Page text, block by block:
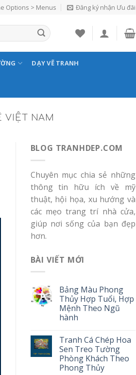
Options > Menus Đăng ký nhận Ưu đãi
DẠY VẼ TRANH
VIỆT NAM
BLOG TRANHDEP.COM
Chuyên mục chia sẻ những
thông tin hữu ích về mỹ
thuật, hội họa, xu hướng và
các mẹo trang trí nhà cửa,
giúp nơi sống của bạn đẹp
hơn.
BÀI VIẾT MỚI
Bảng Màu Phong
Thủy Hợp Tuổi, Hợp
Mệnh Theo Ngũ
hành
Tranh Cá Chép Hoa
Sen Treo Tường
Phòng Khách Theo
Phong Thủy